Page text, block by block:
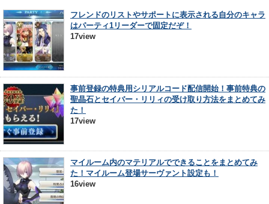
フレンドのリストやサポートに表示される自分のキャラ
はパーティ1リーダーで固定だぞ！
17view
事前登録の特典用シリアルコード配信開始！事前特典の
聖晶石とセイバー・リリィの受け取り方法をまとめてみ
た！
17view
マイルーム内のマテリアルでできることをまとめてみ
た！マイルーム登場サーヴァント設定も！
16view